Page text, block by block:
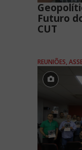
Futuro
CUT
REUNIÕES,